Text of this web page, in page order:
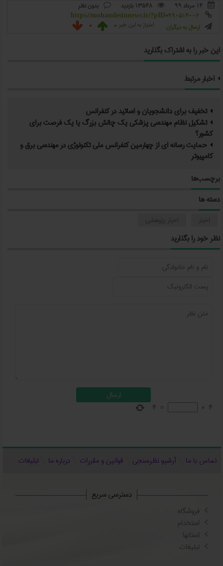
 ۱۴ مرداد ۹۹  13548 بازدید  بدون نظر

https://mohandesinnews.ir/?pID=990514002
 ارسال به دیگران امتیاز به این خبر: 0

0

این خبر را به اشتراک بگذارید
اخبار مرتبط
تخفیف برای دانشجویان و اساتید در کنفرانس
تشکیل نظام ‌مهندسی پزشکی یک چالش بزرگ یا یک فرصت برای
کشور؟
حمایت رسانه ای از چهارمین کنفرانس ملی تکنولوژی در مهندسی برق و
کامپیوتر
برچسب‌ها
دسته ها
نظر خود را بگذارید
4
×
=
4
تماس با ما آرشیو نظرسنجی قوانین و مقررات درباره ما تبلیغات
دسترسی سریع
فروشگاه
استخدام
استانها
تبلیغات